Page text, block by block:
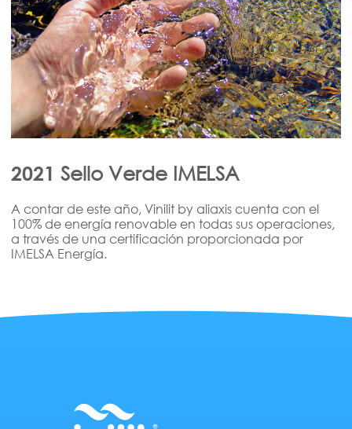
2021 Sello Verde IMELSA
A contar de este año, Vinilit by aliaxis cuenta con el
100% de energía renovable en todas sus operaciones,
a través de una certificación proporcionada por
IMELSA Energía.